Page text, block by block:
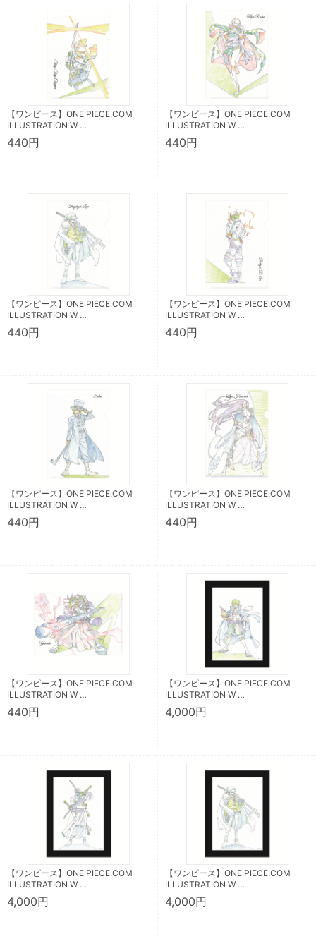
【ワンピース】ONE PIECE.COM
ILLUSTRATION W …
440円
【ワンピース】ONE PIECE.COM
ILLUSTRATION W …
440円
【ワンピース】ONE PIECE.COM
ILLUSTRATION W …
440円
【ワンピース】ONE PIECE.COM
ILLUSTRATION W …
440円
【ワンピース】ONE PIECE.COM
ILLUSTRATION W …
440円
【ワンピース】ONE PIECE.COM
ILLUSTRATION W …
440円
【ワンピース】ONE PIECE.COM
ILLUSTRATION W …
440円
【ワンピース】ONE PIECE.COM
ILLUSTRATION W …
4,000円
【ワンピース】ONE PIECE.COM
ILLUSTRATION W …
4,000円
【ワンピース】ONE PIECE.COM
ILLUSTRATION W …
4,000円